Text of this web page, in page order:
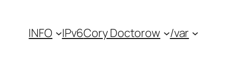
INFO IPv6Cory Doctorow /var